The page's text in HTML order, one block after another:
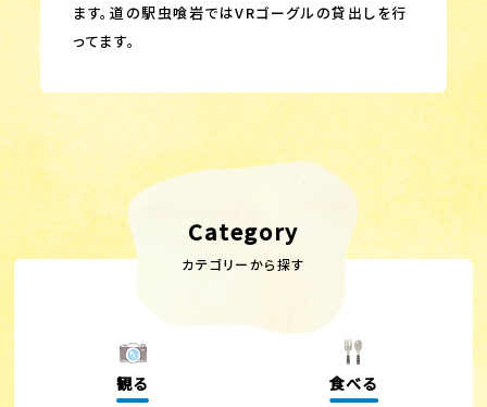
ます。道の駅虫喰岩ではVRゴーグルの貸出しを行
ってます。
Category
カテゴリーから探す
観る 食べる